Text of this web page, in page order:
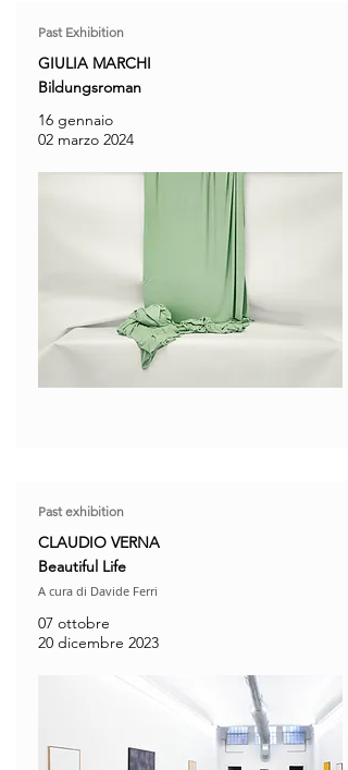
Past Exhibition
GIULIA MARCHI
Bildungsroman
16 gennaio
02 marzo 2024
Past exhibition
CLAUDIO VERNA
Beautiful Life
A cura di Davide Ferri
07 ottobre
20 dicembre 2023